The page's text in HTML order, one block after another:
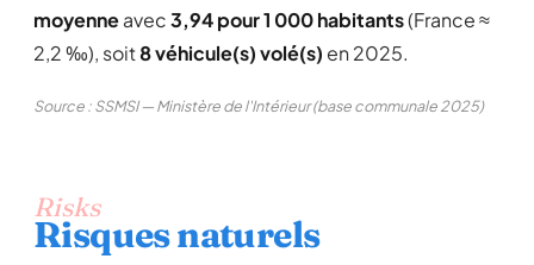
moyenneavec3,94 pour 1 000 habitants(France ≈
2,2 ‰), soit8 véhicule(s) volé(s) en 2025.
Source : SSMSI — Ministère de l'Intérieur (base communale 2025)
Risks
Risques naturels